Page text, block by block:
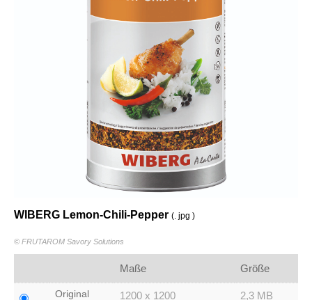
WIBERG Lemon-Chili-Pepper (. jpg )
© FRUTAROM Savory Solutions
Maße Größe
Original 1200 x 1200 2,3 MB